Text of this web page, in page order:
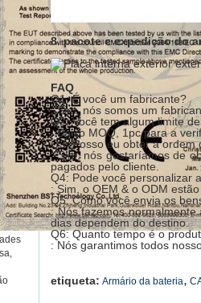
8. pacote e expedição do
FAQ
Q1: É você um fabricante?
: Sim, nós somos um
Q2. Você tem algum limite
: Baixo MOQ, 1pc para a
Q3: Posso eu obter a ordem
: Sim, nós gostaríamos de
pagados pelo cliente.
Q4: Pode você personalizar
: Sim, o OEM & o ODM
Q5: Como você envia os
: Nós fazemos
dias dependem do destino.
Q6: Quanto tempo é o
: Nós garantimos todos
etiqueta: Armário da bateria,